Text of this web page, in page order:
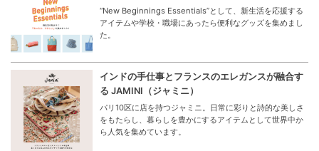
“New Beginnings Essentials”として、新生活を応援する
アイテムや学校・職場にあったら便利なグッズを集めまし
た。
インドの手仕事とフランスのエレガンスが融合す
る JAMINI（ジャミニ）
パリ10区に店を持つジャミニ。日常に彩りと詩的な美しさ
をもたらし、暮らしを豊かにするアイテムとして世界中か
ら人気を集めています。